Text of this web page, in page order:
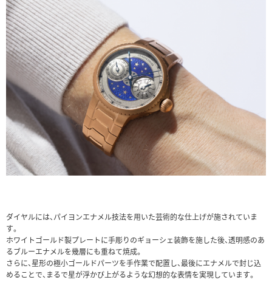
ダイヤルには、パイヨンエナメル技法を用いた芸術的な仕上げが施されていま
す。
ホワイトゴールド製プレートに手彫りのギョーシェ装飾を施した後、透明感のあ
るブルーエナメルを幾層にも重ねて焼成。
さらに、星形の極小ゴールドパーツを手作業で配置し、最後にエナメルで封じ込
めることで、まるで星が浮かび上がるような幻想的な表情を実現しています。